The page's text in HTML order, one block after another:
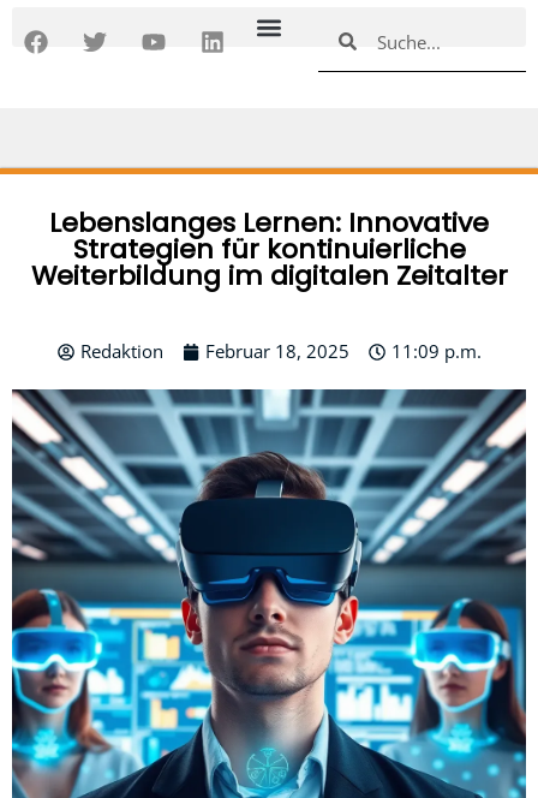
Inhalt
F
a
o
T
w
r
Y
o
e
L
i
i
Lebenslanges Lernen: Innovative
Strategien für kontinuierliche
Weiterbildung im digitalen Zeitalter
Redaktion Februar 18, 2025 11:09 p.m.